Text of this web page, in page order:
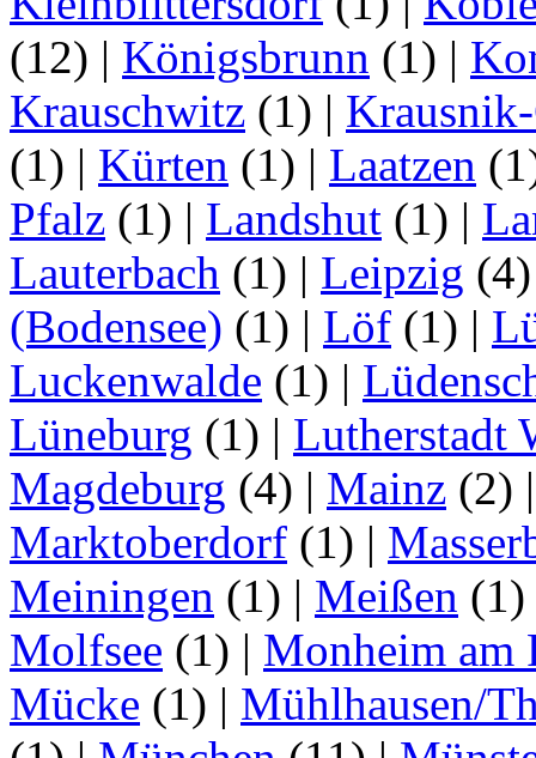
(12) | Königsbrunn (1) |
Krauschwitz (1) |
(1) | Kürten (1) | Laatzen
Pfalz (1) | Landshut (1) |
Lauterbach (1) | Leipzig
(Bodensee) (1) | Löf (1) |
Luckenwalde (1) |
Lüneburg (1) | Lutherstadt
Magdeburg (4) | Mainz (2)
Marktoberdorf (1) |
Meiningen (1) | Meißen (1)
Molfsee (1) | Monheim am
Mücke (1) | Mühlhausen/